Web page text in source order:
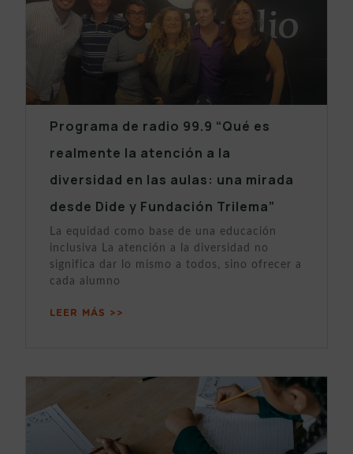
Programa de radio 99.9 “Qué es
realmente la atención a la
diversidad en las aulas: una mirada
desde Dide y Fundación Trilema”
La equidad como base de una educación
inclusiva La atención a la diversidad no
significa dar lo mismo a todos, sino ofrecer a
cada alumno
LEER MÁS >>